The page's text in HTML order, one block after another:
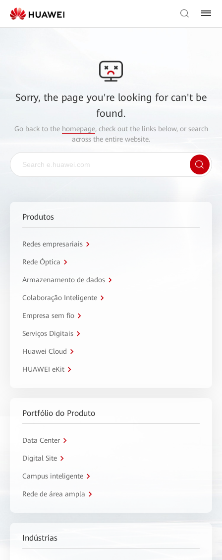
Sorry, the page you're looking for can't be
found.
Go back to the homepage, check out the links below, or search
across the entire website.
Produtos
Redes empresariais
Rede Óptica
Armazenamento de dados
Colaboração Inteligente
Empresa sem fio
Serviços Digitais
Huawei Cloud
HUAWEI eKit
Portfólio do Produto
Data Center
Digital Site
Campus inteligente
Rede de área ampla
Indústrias